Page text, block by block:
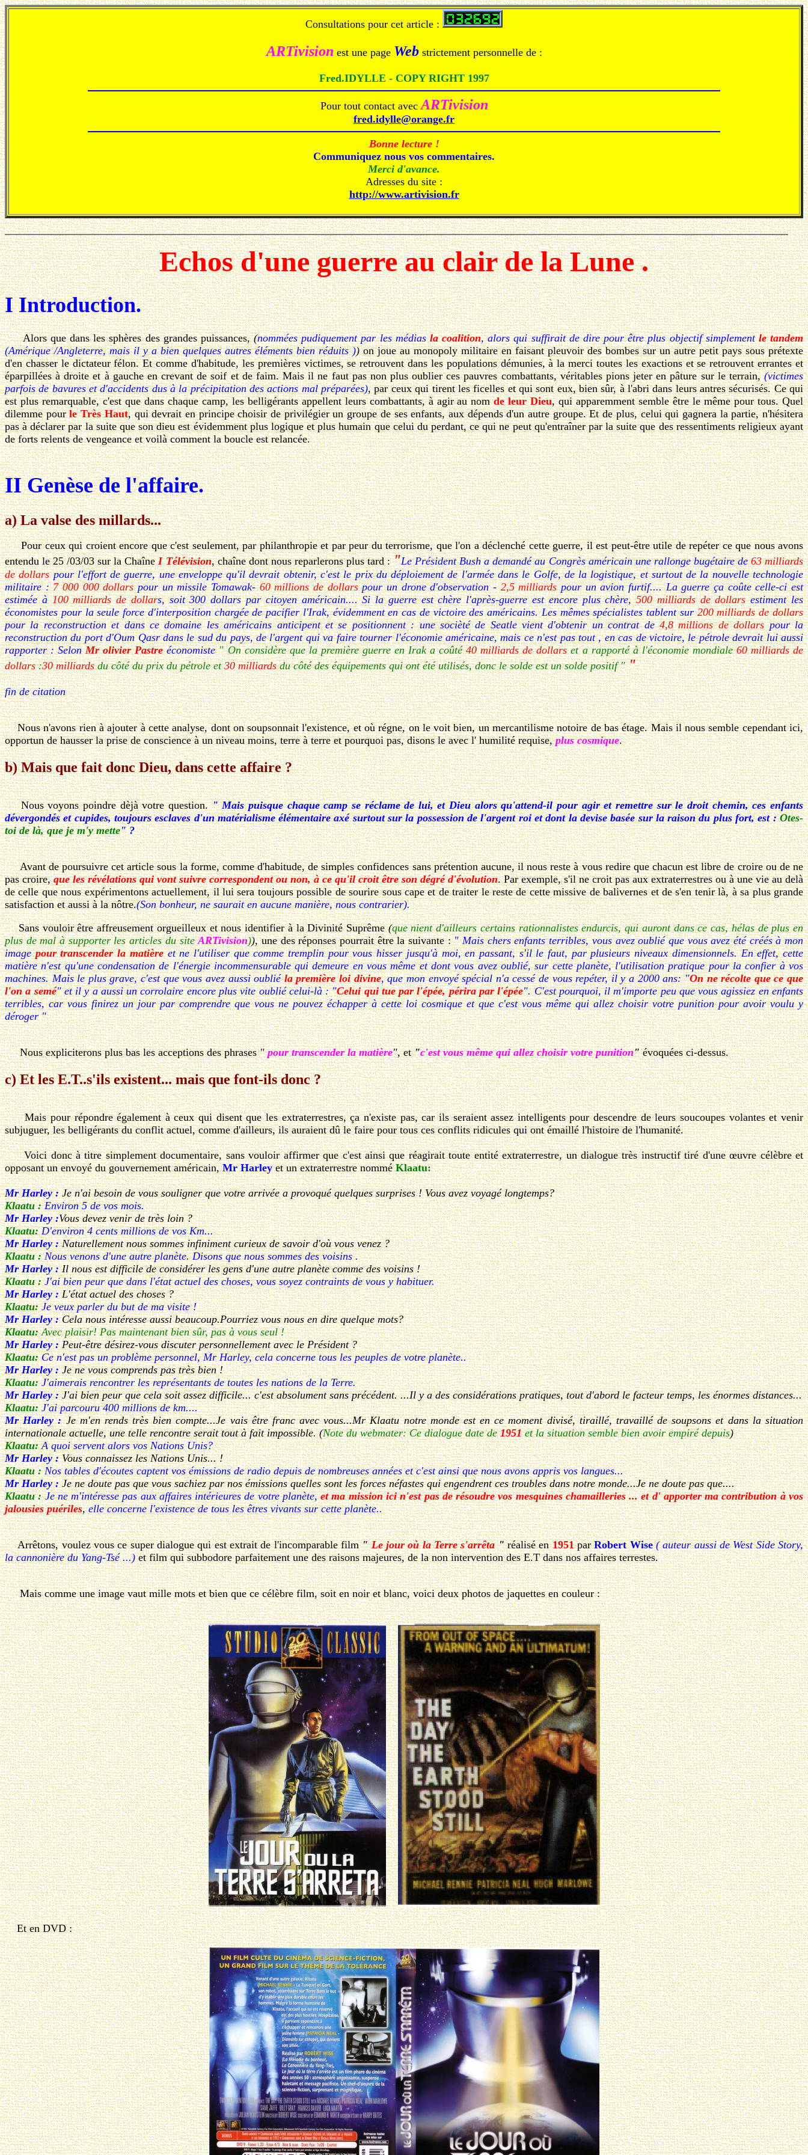
Consultations pour cet article :
ARTivision est une page Webstrictement personnelle de :
Fred.IDYLLE - COPY RIGHT 1997
Pour tout contact avecARTivision
fred.idylle@orange.fr
Bonne lecture !
Communiquez nous vos commentaires.
Merci d'avance.
Adresses du site :
http://www.artivision.fr
Echos d'une guerre au clair de la Lune .
I Introduction.
Alors que dans les sphères des grandes puissances,(nommées pudiquement par les médiasla coalition, alors qui suffirait de dire pour être plus objectif simplementle tandem
(Amérique /Angleterre, mais il y a bien quelques autres éléments bien réduits ))on joue au monopoly militaire en faisant pleuvoir des bombes sur un autre petit pays sous prétexte
d'en chasser le dictateur félon. Et comme d'habitude, les premières victimes, se retrouvent dans les populations démunies, à la merci toutes les exactions et se retrouvent errantes et
éparpillées à droite et à gauche en crevant de soif et de faim. Mais il ne faut pas non plus oublier ces pauvres combattants, véritables pions jeter en pâture sur le terrain,(victimes
parfois de bavures et d'accidents dus à la précipitation des actions mal préparées), par ceux qui tirent les ficelles et qui sont eux, bien sûr, à l'abri dans leurs antres sécurisés. Ce qui
est plus remarquable, c'est que dans chaque camp, les belligérants appellent leurs combattants, à agir au nomde leur Dieu, qui apparemment semble être le même pour tous. Quel
dilemme pourle Très Haut, qui devrait en principe choisir de privilégier un groupe de ses enfants, aux dépends d'un autre groupe. Et de plus, celui qui gagnera la partie, n'hésitera
pas à déclarer par la suite que son dieu est évidemment plus logique et plus humain que celui du perdant, ce qui ne peut qu'entraîner par la suite que des ressentiments religieux ayant
de forts relents de vengeance et voilà comment la boucle est relancée.
II Genèse de l'affaire.
a) La valse des millards...
Pour ceux qui croient encore que c'est seulement, par philanthropie et par peur du terrorisme, que l'on a déclenché cette guerre, il est peut-être utile de repéter ce que nous avons
entendu le 25 /03/03 sur la ChaîneI Télévision, chaîne dont nous reparlerons plus tard :"Le Président Bush a demandé au Congrès américain une rallonge bugétaire de63 milliards
de dollarspour l'effort de guerre, une enveloppe qu'il devrait obtenir, c'est le prix du déploiement de l'armée dans le Golfe, de la logistique, et surtout de la nouvelle technologie
militaire :7 000 000 dollarspour un missile Tomawak-60 millions de dollarspour un drone d'observation -2,5 milliardspour un avion furtif.... La guerre ça coûte celle-ci est
estimée à100 milliards de dollars, soit 300 dollars par citoyen américain.... Si la guerre est chère l'après-guerre est encore plus chère,500 milliards de dollarsestiment les
économistes pour la seule force d'interposition chargée de pacifier l'Irak, évidemment en cas de victoire des américains. Les mêmes spécialistes tablent sur200 milliards de dollars
pour la reconstruction et dans ce domaine les américains anticipent et se positionnent : une socièté de Seatle vient d'obtenir un contrat de4,8 millions de dollarspour la
reconstruction du port d'Oum Qasr dans le sud du pays, de l'argent qui va faire tourner l'économie américaine, mais ce n'est pas tout , en cas de victoire, le pétrole devrait lui aussi
rapporter : SelonMr olivier Pastreéconomiste" On considère que la première guerre en Irak a coûté40 milliards de dollarset a rapporté à l'économie mondiale60 milliards de
dollars:30 milliardsdu côté du prix du pétrole et30 milliardsdu côté des équipements qui ont été utilisés, donc le solde est un solde positif ""
fin de citation
Nous n'avons rien à ajouter à cette analyse, dont on soupsonnait l'existence, et où régne, on le voit bien, un mercantilisme notoire de bas étage. Mais il nous semble cependant ici,
opportun de hausser la prise de conscience à un niveau moins, terre à terre et pourquoi pas, disons le avec l' humilité requise,plus cosmique.
b) Mais que fait donc Dieu, dans cette affaire ?
Nous voyons poindre dèjà votre question." Mais puisque chaque camp se réclame de lui, et Dieu alors qu'attend-il pour agir et remettre sur le droit chemin, ces enfants
dévergondés et cupides, toujours esclaves d'un matérialisme élémentaire axé surtout sur la possession de l'argent roi et dont la devise basée sur la raison du plus fort, est :Otes-
toi de là, que je m'y mette" ?
Avant de poursuivre cet article sous la forme, comme d'habitude, de simples confidences sans prétention aucune, il nous reste à vous redire que chacun est libre de croire ou de ne
pas croire,que les révélations qui vont suivre correspondent ou non, à ce qu'il croit être son dégré d'évolution. Par exemple, s'il ne croit pas aux extraterrestres ou à une vie au delà
de celle que nous expérimentons actuellement, il lui sera toujours possible de sourire sous cape et de traiter le reste de cette missive de balivernes et de s'en tenir là, à sa plus grande
satisfaction et aussi à la nôtre.(Son bonheur, ne saurait en aucune manière, nous contrarier).
Sans vouloir être affreusement orgueilleux et nous identifier à la Divinité Suprême(que nient d'ailleurs certains rationnalistes endurcis, qui auront dans ce cas, hélas de plus en
plus de mal à supporter les articles du siteARTivision)), une des réponses pourrait être la suivante :" Mais chers enfants terribles, vous avez oublié que vous avez été créés à mon
imagepour transcender la matièreet ne l'utiliser que comme tremplin pour vous hisser jusqu'à moi, en passant, s'il le faut, par plusieurs niveaux dimensionnels. En effet, cette
matière n'est qu'une condensation de l'énergie incommensurable qui demeure en vous même et dont vous avez oublié, sur cette planète, l'utilisation pratique pour la confier à vos
machines. Mais le plus grave, c'est que vous avez aussi oubliéla première loi divine, que mon envoyé spécial n'a cessé de vous repéter, il y a 2000 ans: "On ne récolte que ce que
l'on a semé" et il y a aussi un corrolaire encore plus vite oublié celui-là : "Celui qui tue par l'épée, périra par l'épée". C'est pourquoi, il m'importe peu que vous agissiez en enfants
terribles, car vous finirez un jour par comprendre que vous ne pouvez échapper à cette loi cosmique et que c'est vous même qui allez choisir votre punition pour avoir voulu y
déroger "
Nous expliciterons plus bas les acceptions des phrases"pour transcender la matière", et"c'est vous même qui allez choisir votre punition"évoquées ci-dessus.
c) Et les E.T..s'ils existent... mais que font-ils donc ?
Mais pour répondre également à ceux qui disent que les extraterrestres, ça n'existe pas, car ils seraient assez intelligents pour descendre de leurs soucoupes volantes et venir
subjuguer, les belligérants du conflit actuel, comme d'ailleurs, ils auraient dû le faire pour tous ces conflits ridicules qui ont émaillé l'histoire de l'humanité.
Voici donc à titre simplement documentaire, sans vouloir affirmer que c'est ainsi que réagirait toute entité extraterrestre, un dialogue très instructif tiré d'une œuvre célèbre et
opposant un envoyé du gouvernement américain,Mr Harleyet un extraterrestre nomméKlaatu:
Mr Harley :Je n'ai besoin de vous souligner que votre arrivée a provoqué quelques surprises ! Vous avez voyagé longtemps?
Klaatu : Environ 5 de vos mois.
Mr Harley :Vous devez venir de très loin ?
Klaatu: D'environ 4 cents millions de vos Km...
Mr Harley :Naturellement nous sommes infiniment curieux de savoir d'où vous venez ?
Klaatu : Nous venons d'une autre planète. Disons que nous sommes des voisins .
Mr Harley :Il nous est difficile de considérer les gens d'une autre planète comme des voisins !
Klaatu : J'ai bien peur que dans l'état actuel des choses, vous soyez contraints de vous y habituer.
Mr Harley :L'état actuel des choses ?
Klaatu:Je veux parler du but de ma visite !
Mr Harley :Cela nous intéresse aussi beaucoup.Pourriez vous nous en dire quelque mots?
Klaatu: Avec plaisir! Pas maintenant bien sûr, pas à vous seul !
Mr Harley :Peut-être désirez-vous discuter personnellement avec le Président ?
Klaatu: Ce n'est pas un problème personnel, Mr Harley, cela concerne tous les peuples de votre planète..
Mr Harley :Je ne vous comprends pas très bien !
Klaatu: J'aimerais rencontrer les représentants de toutes les nations de la Terre.
Mr Harley :J'ai bien peur que cela soit assez difficile... c'est absolument sans précédent. ...Il y a des considérations pratiques, tout d'abord le facteur temps, les énormes distances...
Klaatu: J'ai parcouru 400 millions de km....
Mr Harley :Je m'en rends très bien compte...Je vais être franc avec vous...Mr Klaatu notre monde est en ce moment divisé, tiraillé, travaillé de soupsons et dans la situation
internationale actuelle, une telle rencontre serait tout à fait impossible.(Note du webmater: Ce dialogue date de1951et la situation semble bien avoir empiré depuis)
Klaatu: A quoi servent alors vos Nations Unis?
Mr Harley :Vous connaissez les Nations Unis... !
Klaatu : Nos tables d'écoutes captent vos émissions de radio depuis de nombreuses années et c'est ainsi que nous avons appris vos langues...
Mr Harley :Je ne doute pas que vous sachiez par nos émissions quelles sont les forces néfastes qui engendrent ces troubles dans notre monde...Je ne doute pas que....
Klaatu :Je ne m'intéresse pas aux affaires intérieures de votre planète,et ma mission ici n'est pas de résoudre vos mesquines chamailleries ... et d' apporter ma contribution à vos
jalousies puériles,elle concerne l'existence de tous les êtres vivants sur cette planète..
Arrêtons, voulez vous ce super dialogue qui est extrait de l'incomparable film"Le jour où la Terre s'arrêta"réalisé en1951par Robert Wise ( auteur aussi de West Side Story,
la cannonière du Yang-Tsé ...)et film qui subbodore parfaitement une des raisons majeures, de la non intervention des E.T dans nos affaires terrestes.
Mais comme une image vaut mille mots et bien que ce célèbre film, soit en noir et blanc, voici deux photos de jaquettes en couleur :
Et en DVD :